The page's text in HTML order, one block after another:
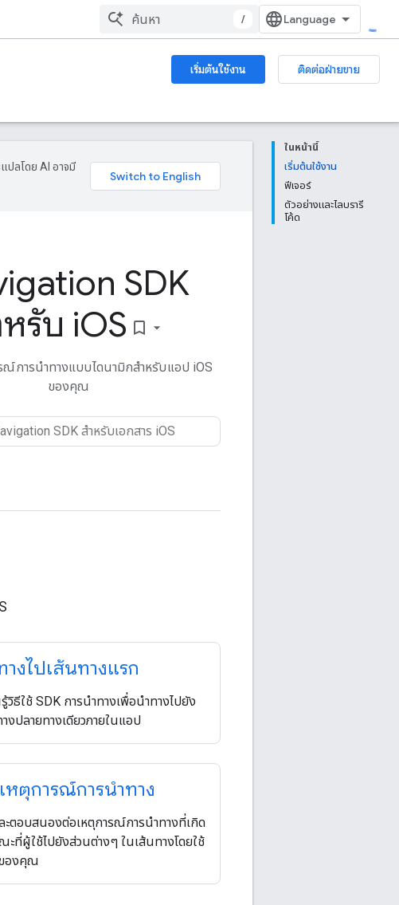
/
เริ่มต้นใช้งาน
ติดต่อฝ่ายขาย
ในหน้านี้
เริ่มต้นใช้งาน
ฟีเจอร์
ตัวอย่างและไลบรารี
โค้ด
ปลโดย AI อาจมี
SDK
รับ iOS bookmark_border
ณ์การนำทางแบบไดนามิกสำหรับแอป iOS
ของคุณ
างไปเส้นทางแรก
วิธีใช้ SDK การนำทางเพื่อนำทางไปยัง
งปลายทางเดียวภายในแอป
หตุการณ์การนําทาง
ะตอบสนองต่อเหตุการณ์การนําทางที่เกิด
ะที่ผู้ใช้ไปยังส่วนต่างๆ ในเส้นทางโดยใช้
องคุณ